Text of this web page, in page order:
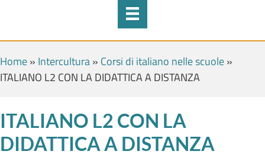
Home» Intercultura» Corsi di italiano nelle scuole»
ITALIANO L2 CON LA DIDATTICA A DISTANZA
ITALIANO L2 CON LA
DIDATTICA A DISTANZA